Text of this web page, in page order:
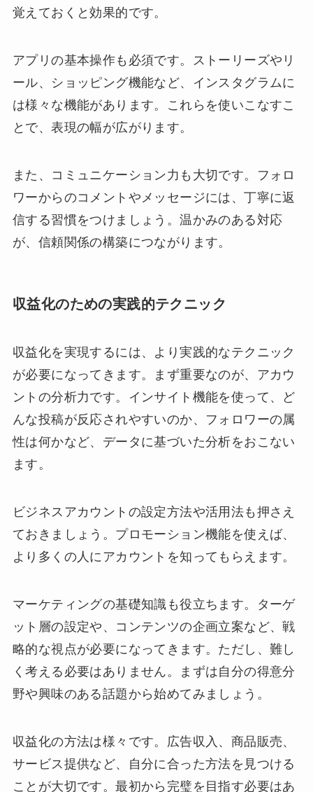
覚えておくと効果的です。
アプリの基本操作も必須です。ストーリーズやリ
ール、ショッピング機能など、インスタグラムに
は様々な機能があります。これらを使いこなすこ
とで、表現の幅が広がります。
また、コミュニケーション力も大切です。フォロ
ワーからのコメントやメッセージには、丁寧に返
信する習慣をつけましょう。温かみのある対応
が、信頼関係の構築につながります。
収益化のための実践的テクニック
収益化を実現するには、より実践的なテクニック
が必要になってきます。まず重要なのが、アカウ
ントの分析力です。インサイト機能を使って、ど
んな投稿が反応されやすいのか、フォロワーの属
性は何かなど、データに基づいた分析をおこない
ます。
ビジネスアカウントの設定方法や活用法も押さえ
ておきましょう。プロモーション機能を使えば、
より多くの人にアカウントを知ってもらえます。
マーケティングの基礎知識も役立ちます。ターゲ
ット層の設定や、コンテンツの企画立案など、戦
略的な視点が必要になってきます。ただし、難し
く考える必要はありません。まずは自分の得意分
野や興味のある話題から始めてみましょう。
収益化の方法は様々です。広告収入、商品販売、
サービス提供など、自分に合った方法を見つける
ことが大切です。最初から完璧を目指す必要はあ